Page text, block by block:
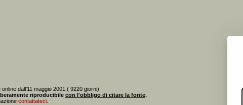
dall'11 maggio 2001 ( 9220 giorni)
riproducibile con l'obbligo di citare la fonte.
contattateci.